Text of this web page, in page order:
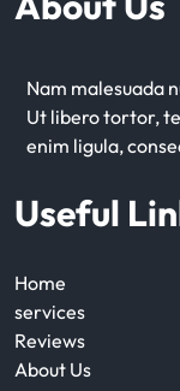
Nam malesuada
Ut libero tortor,
enim ligula,
Useful
Home
services
Reviews
About Us